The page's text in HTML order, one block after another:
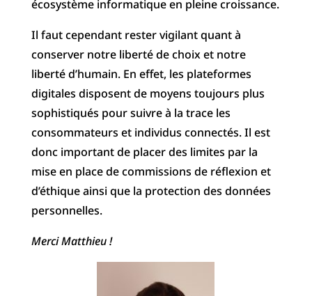
écosystème informatique en pleine croissance.
Il faut cependant rester vigilant quant à
conserver notre liberté de choix et notre
liberté d’humain. En effet, les plateformes
digitales disposent de moyens toujours plus
sophistiqués pour suivre à la trace les
consommateurs et individus connectés. Il est
donc important de placer des limites par la
mise en place de commissions de réflexion et
d’éthique ainsi que la protection des données
personnelles.
Merci Matthieu !